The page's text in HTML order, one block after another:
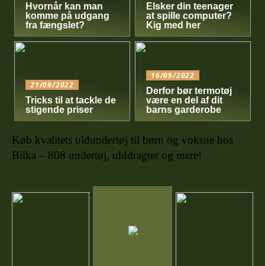
Hvornår kan man
komme på udgang
fra fængslet?
Elsker din teenager
at spille computer?
Kig med her
21/09/2022
Tricks til at tackle de
stigende priser
16/09/2022
Derfor bør termotøj
være en del af dit
barns garderobe
Køb kvalitets uldundertøj til børn og voksne hos
Bilka – 808 undertøj, ulddragter og mere!